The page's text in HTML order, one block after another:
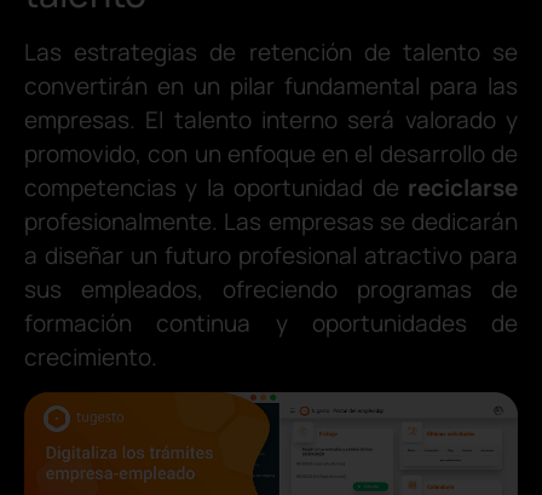
Las estrategias de retención de talento se
convertirán en un pilar fundamental para las
empresas. El talento interno será valorado y
promovido, con un enfoque en el desarrollo de
competencias y la oportunidad de reciclarse
profesionalmente. Las empresas se dedicarán
a diseñar un futuro profesional atractivo para
sus empleados, ofreciendo programas de
formación continua y oportunidades de
crecimiento.